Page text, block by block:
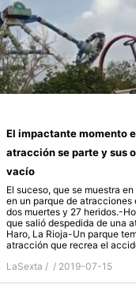
El impactante momento
atracción se parte y sus
vacío
El suceso, que se muestra
en un parque de atracciones
dos muertes y 27 heridos.-
que salió despedida de una
Haro, La Rioja-Un parque
atracción que recrea el
LaSexta / / 2019-07-15